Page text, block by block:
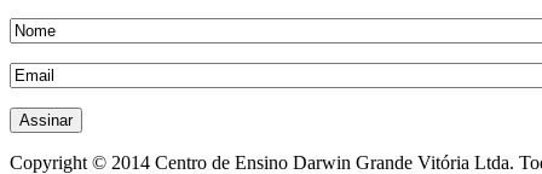
Copyright © 2014 Centro de Ensino Darwin Grande Vitória Ltda.